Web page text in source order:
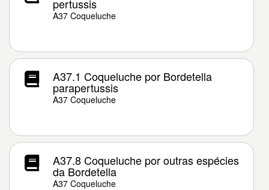
pertussis
A37 Coqueluche
A37.1 Coqueluche por Bordetella
parapertussis
A37 Coqueluche
A37.8 Coqueluche por outras espécies
da Bordetella
A37 Coqueluche